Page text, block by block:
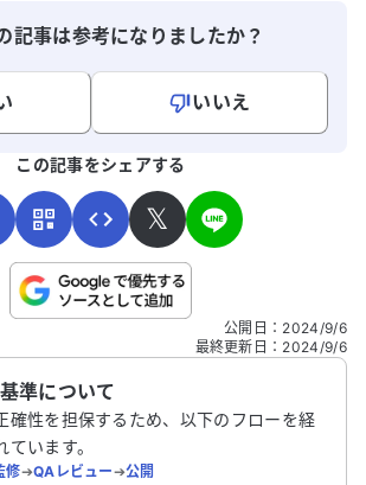
記事は参考になりましたか？
いいえ
用のフォームです。氏名やご自身の病気の詳細な
送信する
この記事をシェアする
𝕏
公開日 ： 2024/9/6
最終更新日 ： 2024/9/6
準について
確性を担保するため、以下のフローを経
います。
修➔QAレビュー➔公開